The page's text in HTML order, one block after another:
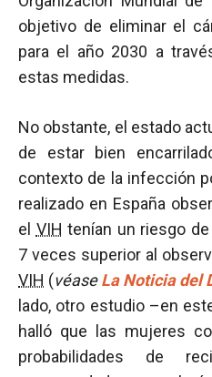
objetivo de eliminar el
para el año 2030 a
estas medidas.
No obstante, el estado
de estar bien
contexto de la infección
realizado en España
el VIH tenían un riesgo
7 veces superior al
VIH (véaseLa Noticia del
lado, otro estudio –en
halló que las mujeres
probabilidades de